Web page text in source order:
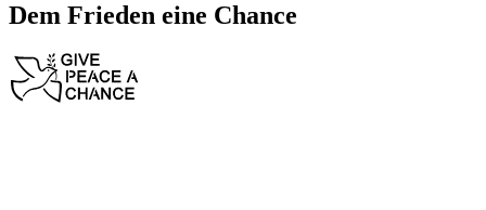
Dem Frieden eine Chance